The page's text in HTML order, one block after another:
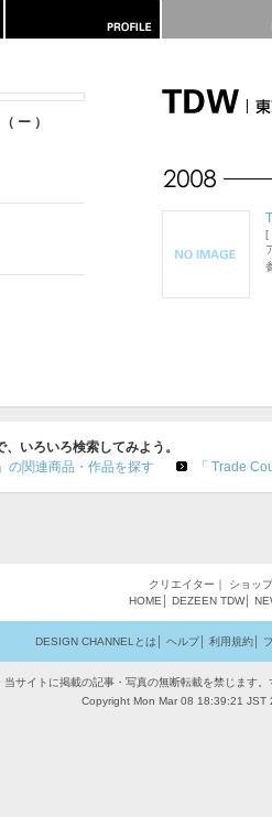
[
ー ）
いろいろ検索してみよう。
の関連商品・作品を探す
「 Trade
クリエイター ｜ ショップ
HOME
DEZEEN TDW│
DESIGN CHANNELとは ヘルプ│ 利用規約│
当サイトに掲載の記事・写真の無断転載を禁じます
Copyright Mon Mar 08 18:39:21 JST